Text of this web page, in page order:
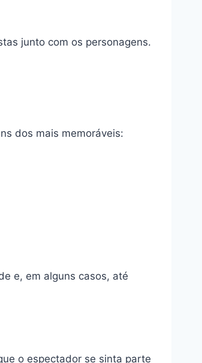
junto com os personagens.
dos mais memoráveis:
e, em alguns casos, até
o espectador se sinta parte